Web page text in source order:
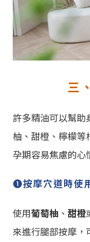
三
許多精油可以幫助
柚、甜橙、檸檬
孕期容易焦慮的心
➊按摩穴道時使
使用葡萄柚 、 甜橙
來進行腿部按摩，